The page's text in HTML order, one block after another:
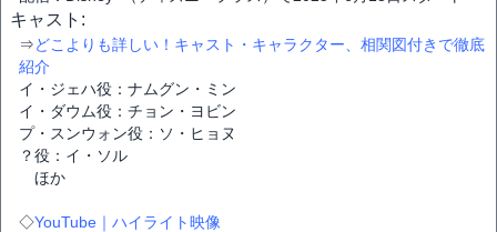
キャスト:
⇒どこよりも詳しい！キャスト・キャラクター、相関図付きで徹底
紹介
イ・ジェハ役：ナムグン・ミン
イ・ダウム役：チョン・ヨビン
プ・スンウォン役：ソ・ヒョヌ
？役：イ・ソル
ほか
◇YouTube｜ハイライト映像